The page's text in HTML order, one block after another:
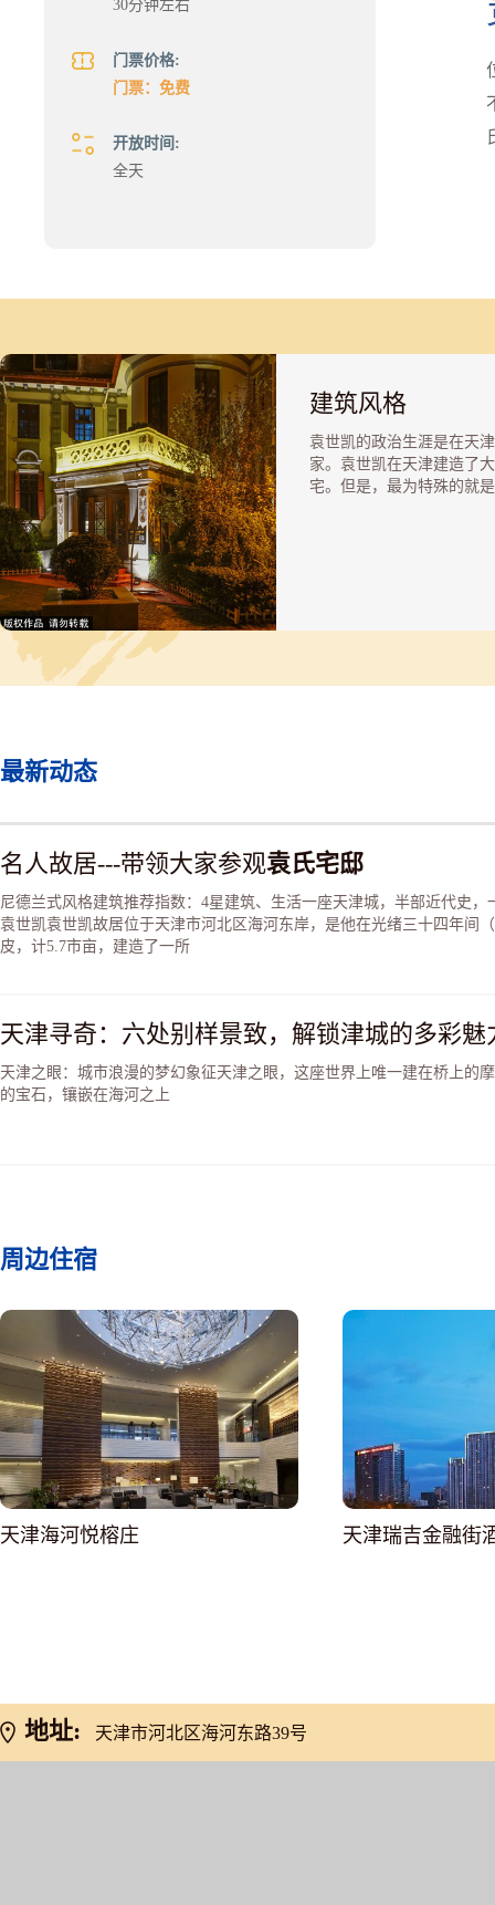
30分钟左右
门票价格:
门票：免费
开放时间:
全天
建筑风格
袁世凯的政治生涯是在天
家。袁世凯在天津建造了
宅。但是，最为特殊的就
造型简洁活泼，确立了德
最新动态
名人故居---带领大家参观袁氏宅邸
尼德兰式风格建筑推荐指数：4星建筑、生活一座天津城，半部近代史，
袁世凯袁世凯故居位于天津市河北区海河东岸，是他在光绪三十四年间
皮，计5.7市亩，建造了一所
天津寻奇：六处别样景致，解锁津城的多彩魅
天津之眼：城市浪漫的梦幻象征​天津之眼，这座世界上唯一建在桥上的
的宝石，镶嵌在海河之上
周边住宿
天津海河悦榕庄 天津瑞吉金融街
地址:
天津市河北区海河东路39号